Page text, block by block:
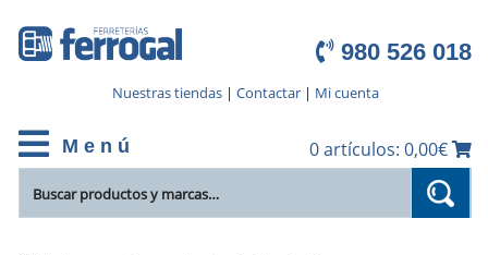
980 526 018
Nuestras tiendas| Contactar| Mi cuenta
M e n ú 0 artículos: 0,00€